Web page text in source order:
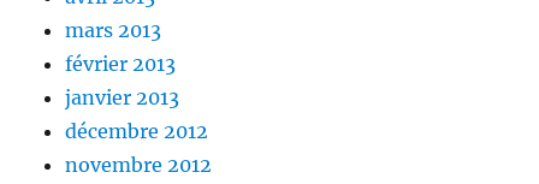
mars 2013
février 2013
janvier 2013
décembre 2012
novembre 2012